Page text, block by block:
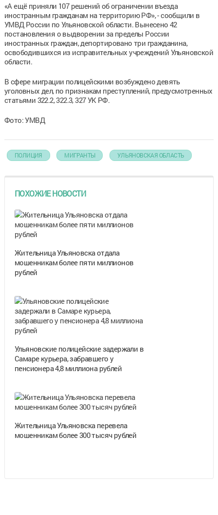
«А ещё приняли 107 решений об ограничении въезда
иностранным гражданам на территорию РФ», - сообщили в
УМВД России по Ульяновской области. Вынесено 42
постановления о выдворении за пределы России
иностранных граждан, депортировано три гражданина,
освободившихся из исправительных учреждений Ульяновской
области.
В сфере миграции полицейскими возбуждено девять
уголовных дел, по признакам преступлений, предусмотренных
статьями 322.2, 322.3, 327 УК РФ.
Фото: УМВД
ПОЛИЦИЯ МИГРАНТЫ УЛЬЯНОВСКАЯ ОБЛАСТЬ
ПОХОЖИЕ НОВОСТИ
Жительница Ульяновска отдала
мошенникам более пяти миллионов
рублей
Ульяновские полицейские задержали в
Самаре курьера, забравшего у
пенсионера 4,8 миллиона рублей
Жительница Ульяновска перевела
мошенникам более 300 тысяч рублей